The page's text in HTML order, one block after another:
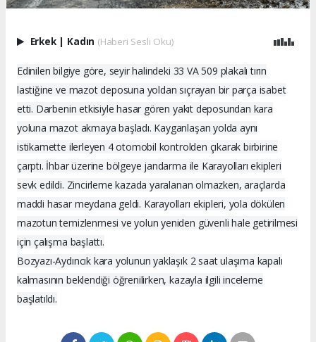
Erkek Kadın (Haberi Sesli Oku)
Edinilen bilgiye göre, seyir halindeki 33 VA 509 plakalı tırın
lastiğine ve mazot deposuna yoldan sıçrayan bir parça isabet
etti. Darbenin etkisiyle hasar gören yakıt deposundan kara
yoluna mazot akmaya başladı. Kayganlaşan yolda aynı
istikamette ilerleyen 4 otomobil kontrolden çıkarak birbirine
çarptı. İhbar üzerine bölgeye jandarma ile Karayolları ekipleri
sevk edildi. Zincirleme kazada yaralanan olmazken, araçlarda
maddi hasar meydana geldi. Karayolları ekipleri, yola dökülen
mazotun temizlenmesi ve yolun yeniden güvenli hale getirilmesi
için çalışma başlattı.
Bozyazı-Aydıncık kara yolunun yaklaşık 2 saat ulaşıma kapalı
kalmasının beklendiği öğrenilirken, kazayla ilgili inceleme
başlatıldı.